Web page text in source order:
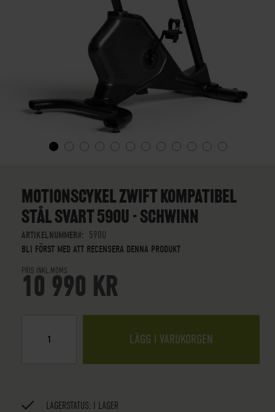
BEGINNING
IMAGES
GALLERY
MOTIONSCYKEL ZWIFT KOMPATIBEL
STÅL SVART 590U - SCHWINN
ARTIKELNUMMER
590U
BLI FÖRST MED ATT RECENSERA DENNA PRODUKT
PRIS INKL.MOMS
10 990 KR
LÄGG I VARUKORGEN
LAGERSTATUS: I LAGER